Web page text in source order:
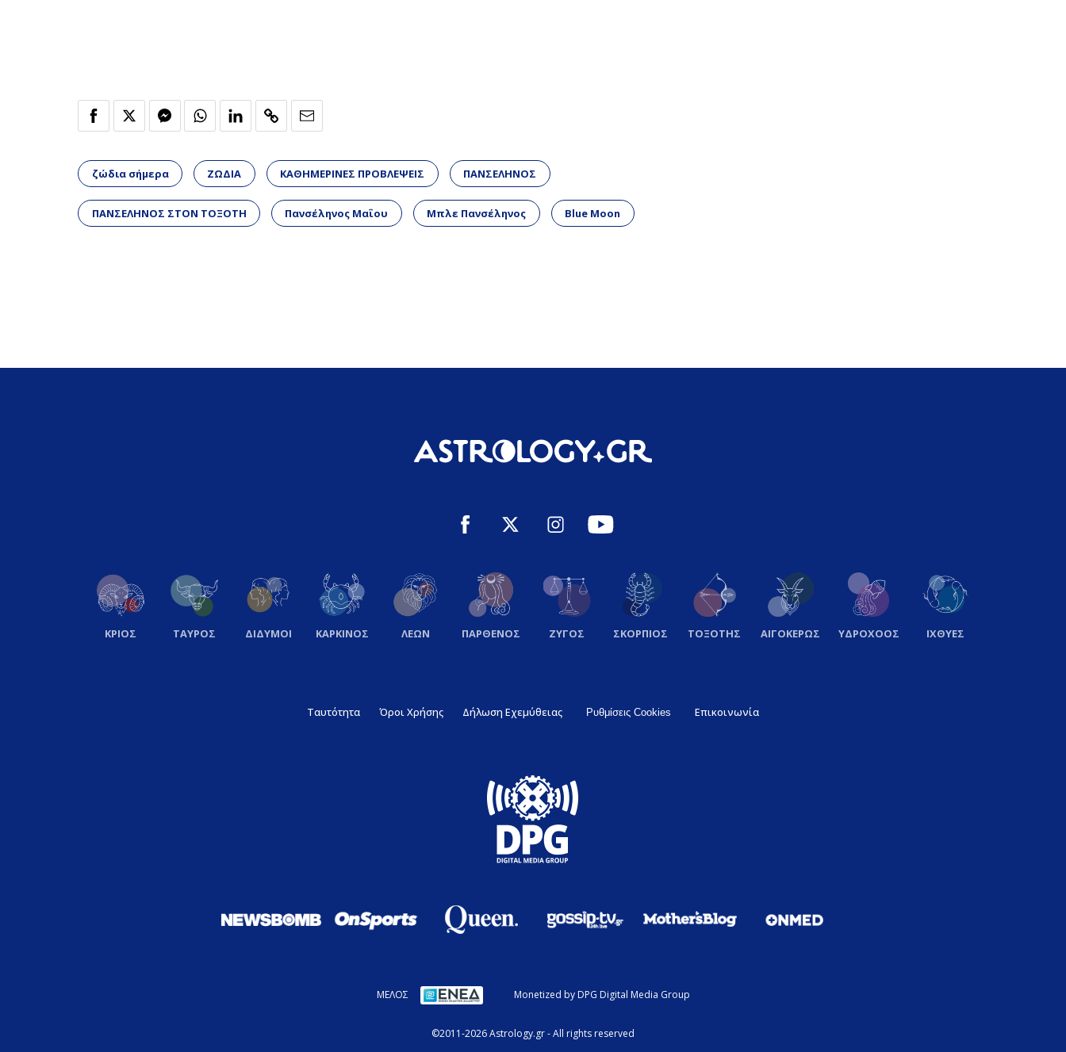
ζώδια σήμερα ΖΩΔΙΑ ΚΑΘΗΜΕΡΙΝΕΣ ΠΡΟΒΛΕΨΕΙΣ ΠΑΝΣΕΛΗΝΟΣ
ΠΑΝΣΕΛΗΝΟΣ ΣΤΟΝ ΤΟΞΟΤΗ Πανσέληνος Μαΐου Μπλε Πανσέληνος Blue Moon
ΚΡΙΟΣ ΤΑΥΡΟΣ ΔΙΔΥΜΟΙ ΚΑΡΚΙΝΟΣ ΛΕΩΝ ΠΑΡΘΕΝΟΣ ΖΥΓΟΣ ΣΚΟΡΠΙΟΣ ΤΟΞΟΤΗΣ ΑΙΓΟΚΕΡΩΣ ΥΔΡΟΧΟΟΣ ΙΧΘΥΕΣ
Ταυτότητα Όροι Χρήσης Δήλωση Εχεμύθειας Ρυθμίσεις Cookies Επικοινωνία
ΜΕΛΟΣ Monetized by DPG Digital Media Group
©2011-2026 Astrology.gr - All rights reserved